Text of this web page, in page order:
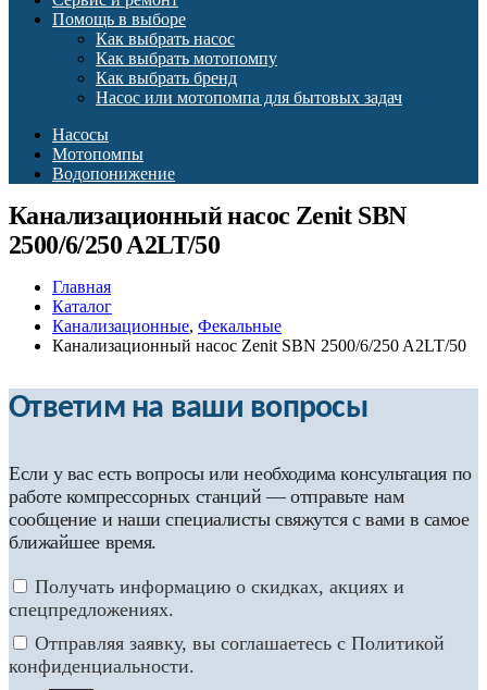
Помощь в выборе
Как выбрать насос
Как выбрать мотопомпу
Как выбрать бренд
Насос или мотопомпа для бытовых задач
Насосы
Мотопомпы
Водопонижение
Канализационный насос Zenit SBN
2500/6/250 A2LT/50
Главная
Каталог
Канализационные, Фекальные
Канализационный насос Zenit SBN 2500/6/250 A2LT/50
Ответим на ваши вопросы
Если у вас есть вопросы или необходима консультация по
работе компрессорных станций — отправьте нам
сообщение и наши специалисты свяжутся с вами в самое
ближайшее время.
Получать информацию о скидках, акциях и
спецпредложениях.
Отправляя заявку, вы соглашаетесь с Политикой
конфиденциальности.